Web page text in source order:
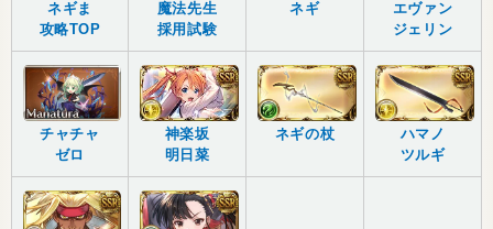
ネギま
攻略TOP
魔法先生
採用試験
ネギ
エヴァン
ジェリン
チャチャ
ゼロ
神楽坂
明日菜
ネギの杖
ハマノ
ツルギ